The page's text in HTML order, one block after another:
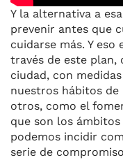
Y la alternativa a
prevenir antes que
cuidarse más. Y
través de este plan,
ciudad, con
nuestros hábitos
otros, como el
que son los
podemos incidir
serie de